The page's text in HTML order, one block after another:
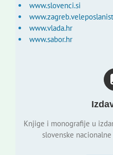
www.slovenci.si
www.vlada.hr
www.sabor.hr
Knjige i monografije u
slovenske